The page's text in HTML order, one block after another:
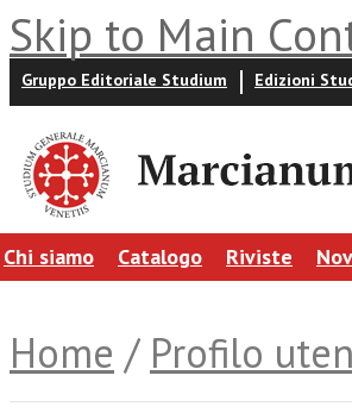
Skip to Main
Gruppo Editoriale Studium Edizioni
Chi siamo Catalogo Riviste
Home / Profilo